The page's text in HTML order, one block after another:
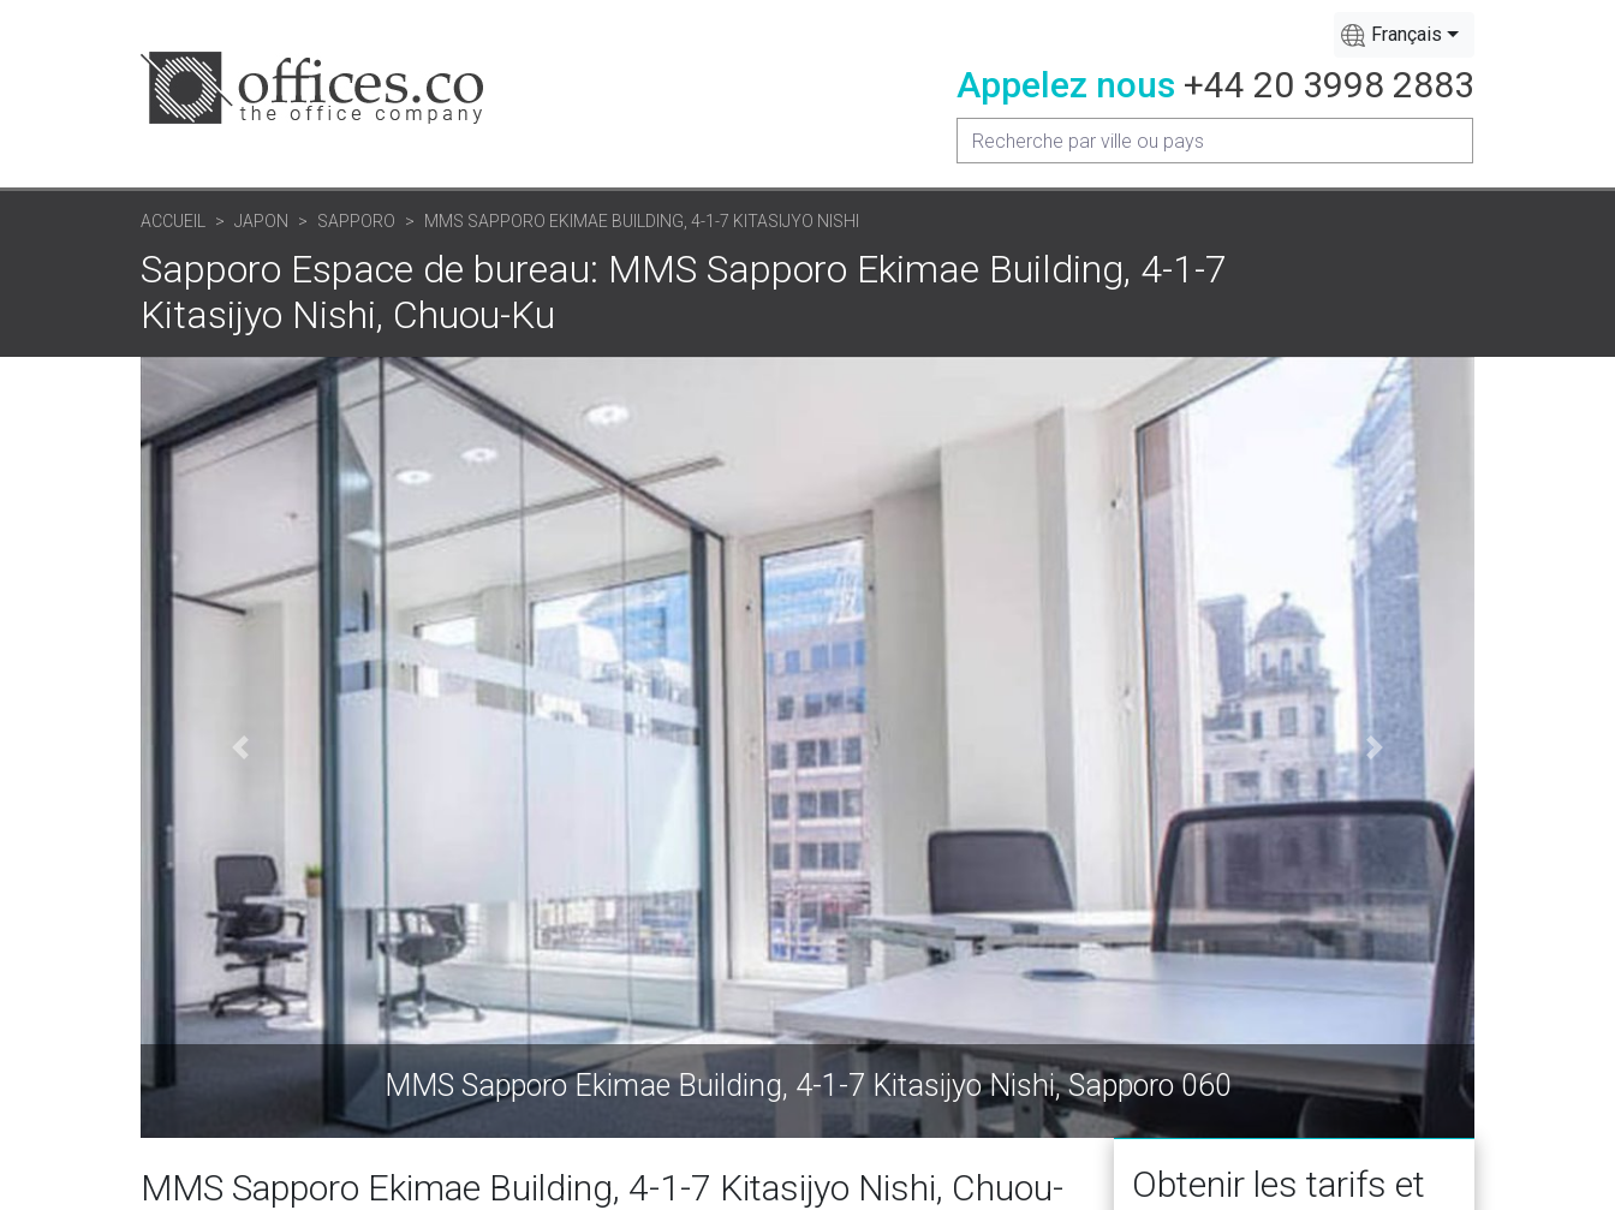
Français
Appelez nous +44 20 3998 2883
ACCUEIL JAPON SAPPORO MMS SAPPORO EKIMAE BUILDING, 4-1-7 KITASIJYO NISHI
Sapporo Espace de bureau: MMS Sapporo Ekimae Building, 4-1-7
Kitasijyo Nishi, Chuou-Ku
MMS Sapporo Ekimae Building, 4-1-7 Kitasijyo Nishi, Sapporo 060
MMS Sapporo Ekimae Building, 4-1-7 Kitasijyo Nishi, Chuou-
Obtenir les tarifs et